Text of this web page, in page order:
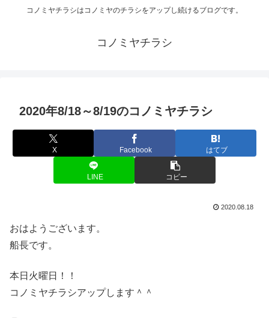
コノミヤチラシはコノミヤのチラシをアップし続けるブログです。
コノミヤチラシ
2020年8/18～8/19のコノミヤチラシ
X Facebook はてブ
LINE コピー
2020.08.18
おはようございます。
船長です。
本日火曜日！！
コノミヤチラシアップします＾＾